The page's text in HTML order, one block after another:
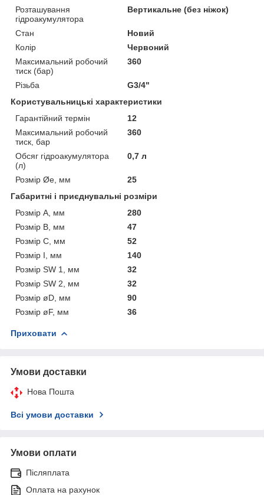
Розташування
гідроакумулятора
Вертикальне (без ніжок)
Стан
Новий
Колір
Червоний
Максимальний робочий
тиск (бар)
360
Різьба
G3/4"
Користувальницькі характеристики
Гарантійний термін
12
Максимальний робочий
тиск, бар
360
Обсяг гідроакумулятора
(л)
0,7 л
Розмір Øe, мм
25
Габаритні і приєднувальні розміри
Розмір A, мм
280
Розмір B, мм
47
Розмір C, мм
52
Розмір I, мм
140
Розмір SW 1, мм
32
Розмір SW 2, мм
32
Розмір øD, мм
90
Розмір øF, мм
36
Приховати
Умови доставки
Нова Пошта
Всі умови доставки
Умови оплати
Післяплата
Оплата на рахунок